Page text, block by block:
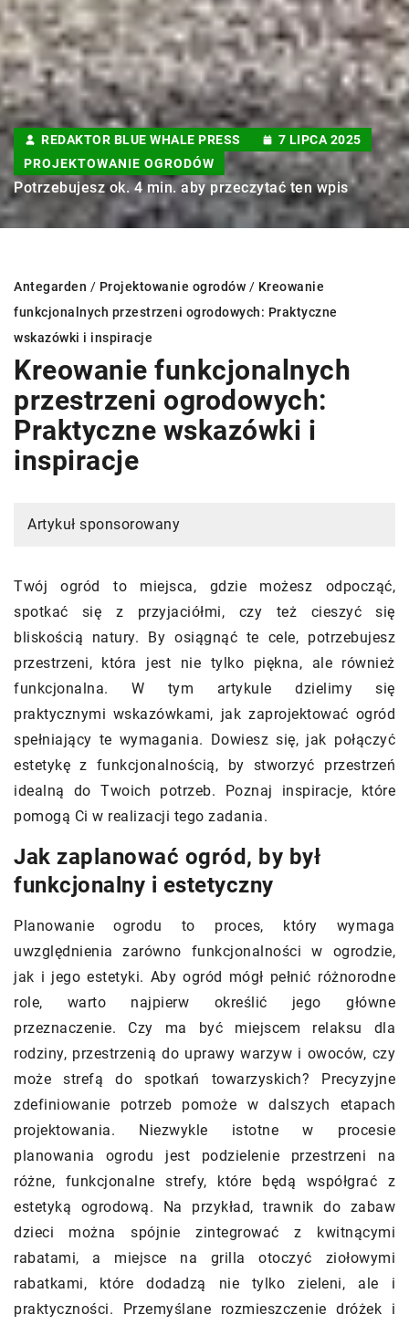
REDAKTOR BLUE WHALE PRESS
7 LIPCA 2025
PROJEKTOWANIE OGRODÓW
Potrzebujesz ok. 4 min. aby przeczytać ten wpis
Antegarden / Projektowanie ogrodów / Kreowanie
funkcjonalnych przestrzeni ogrodowych: Praktyczne
wskazówki i inspiracje
Kreowanie funkcjonalnych
przestrzeni ogrodowych:
Praktyczne wskazówki i
inspiracje
Artykuł sponsorowany
Twój ogród to miejsca, gdzie możesz odpocząć,
spotkać się z przyjaciółmi, czy też cieszyć się
bliskością natury. By osiągnąć te cele, potrzebujesz
przestrzeni, która jest nie tylko piękna, ale również
funkcjonalna. W tym artykule dzielimy się
praktycznymi wskazówkami, jak zaprojektować ogród
spełniający te wymagania. Dowiesz się, jak połączyć
estetykę z funkcjonalnością, by stworzyć przestrzeń
idealną do Twoich potrzeb. Poznaj inspiracje, które
pomogą Ci w realizacji tego zadania.
Jak zaplanować ogród, by był
funkcjonalny i estetyczny
Planowanie ogrodu to proces, który wymaga
uwzględnienia zarówno funkcjonalności w ogrodzie,
jak i jego estetyki. Aby ogród mógł pełnić różnorodne
role, warto najpierw określić jego główne
przeznaczenie. Czy ma być miejscem relaksu dla
rodziny, przestrzenią do uprawy warzyw i owoców, czy
może strefą do spotkań towarzyskich? Precyzyjne
zdefiniowanie potrzeb pomoże w dalszych etapach
projektowania. Niezwykle istotne w procesie
planowania ogrodu jest podzielenie przestrzeni na
różne, funkcjonalne strefy, które będą współgrać z
estetyką ogrodową. Na przykład, trawnik do zabaw
dzieci można spójnie zintegrować z kwitnącymi
rabatami, a miejsce na grilla otoczyć ziołowymi
rabatkami, które dodadzą nie tylko zieleni, ale i
praktyczności. Przemyślane rozmieszczenie dróżek i